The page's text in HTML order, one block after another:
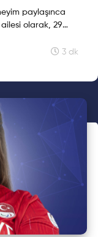
paylaşınca
olarak, 29
hikayelerini
ilklerin
3 dk